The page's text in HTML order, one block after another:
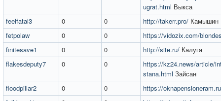
ugrat.html Выкса
feelfatal3
0 0 http://takerr.pro/ Камышин
fetpolaw
0 0
https://vidozix.com/
finitesave1
0 0 http://site.ru/ Калуга
flakesdeputy7
0 0
https://kz24.news/article/
stana.html Зайсан
floodpillar2
0 0
https://